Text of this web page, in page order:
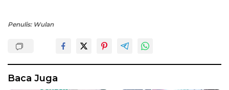
Penulis: Wulan
Baca Juga